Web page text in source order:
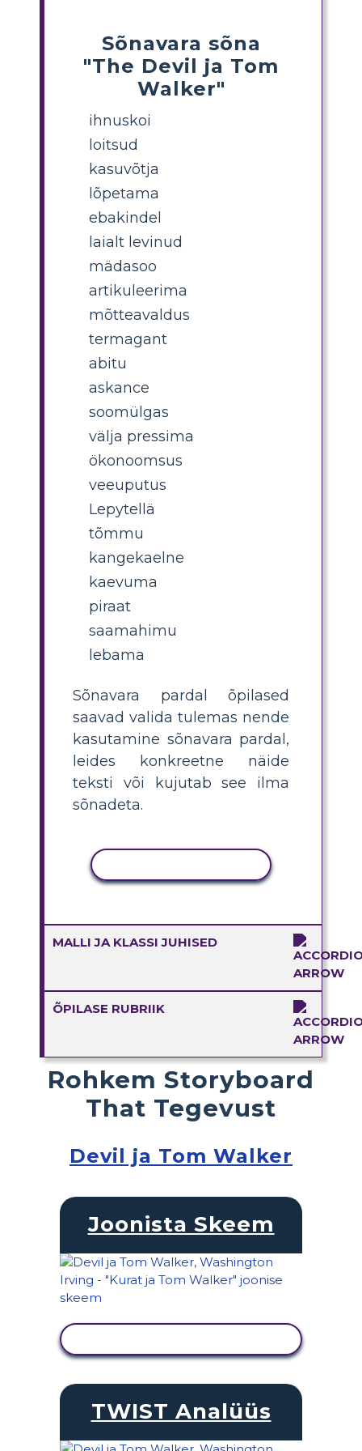
Sõnavara sõna
"The Devil ja Tom
Walker"
ihnuskoi
loitsud
kasuvõtja
lõpetama
ebakindel
laialt levinud
mädasoo
artikuleerima
mõtteavaldus
termagant
abitu
askance
soomülgas
välja pressima
ökonoomsus
veeuputus
Lepytellä
tõmmu
kangekaelne
kaevuma
piraat
saamahimu
lebama
Sõnavara pardal õpilased
saavad valida tulemas nende
kasutamine sõnavara pardal,
leides konkreetne näide
teksti või kujutab see ilma
sõnadeta.
MALLI JA KLASSI JUHISED
ÕPILASE RUBRIIK
Rohkem Storyboard
That Tegevust
Devil ja Tom Walker
Joonista Skeem
TWIST Analüüs